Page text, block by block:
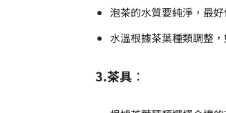
泡茶的水質要純淨，最
水溫根據茶葉種類調整
3.茶具 ：